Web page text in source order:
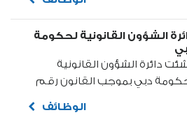
بن راشد آل مكتوم نائب رئيس
حاكماً لإمارة دبي...
الشؤون القانونية لحكومة
دائرة الشؤون القانونية
دبي بموجب القانون رقم
الوظائف